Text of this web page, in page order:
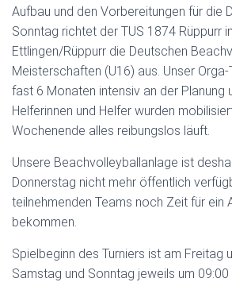
Aufbau und den Vorbereitungen für die
Sonntag richtet der TUS 1874 Rüppurr
Ettlingen/Rüppurr die Deutschen
Meisterschaften (U16) aus. Unser
fast 6 Monaten intensiv an der Planung
Helferinnen und Helfer wurden
Wochenende alles reibungslos läuft.
Unsere Beachvolleyballanlage ist
Donnerstag nicht mehr öffentlich
teilnehmenden Teams noch Zeit für ein
bekommen.
Spielbeginn des Turniers ist am Freitag
Samstag und Sonntag jeweils um 09:00